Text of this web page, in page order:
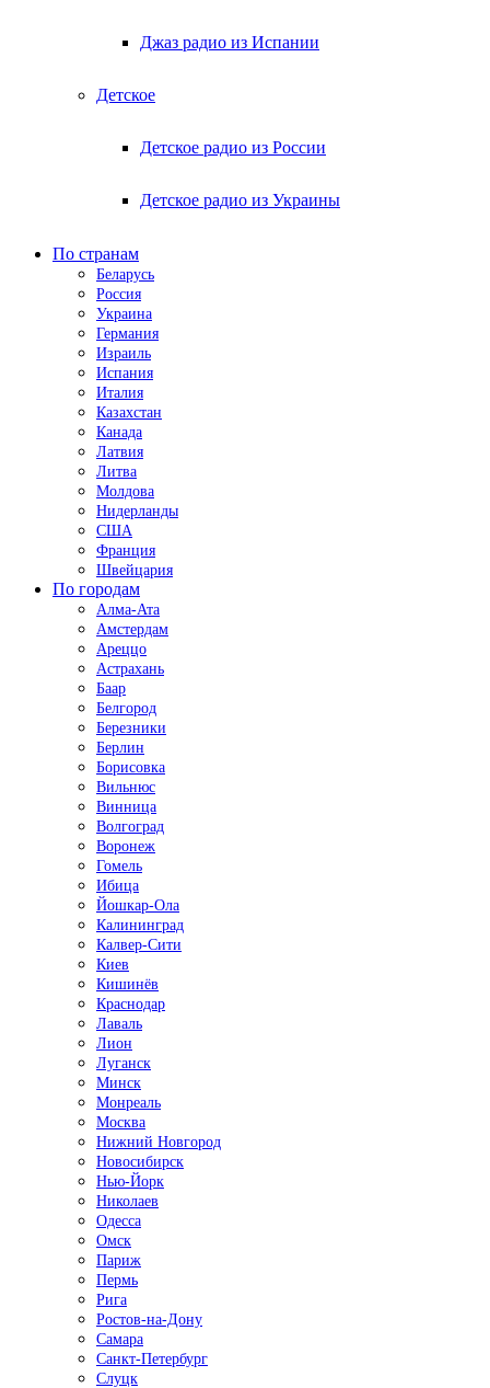
Джаз радио из Испании
Детское
Детское радио из России
Детское радио из Украины
По странам
Беларусь
Россия
Украина
Германия
Израиль
Испания
Италия
Казахстан
Канада
Латвия
Литва
Молдова
Нидерланды
США
Франция
Швейцария
По городам
Алма-Ата
Амстердам
Ареццо
Астрахань
Баар
Белгород
Березники
Берлин
Борисовка
Вильнюс
Винница
Волгоград
Воронеж
Гомель
Ибица
Йошкар-Ола
Калининград
Калвер-Сити
Киев
Кишинёв
Краснодар
Лаваль
Лион
Луганск
Минск
Монреаль
Москва
Нижний Новгород
Новосибирск
Нью-Йорк
Николаев
Одесса
Омск
Париж
Пермь
Рига
Ростов-на-Дону
Самара
Санкт-Петербург
Слуцк